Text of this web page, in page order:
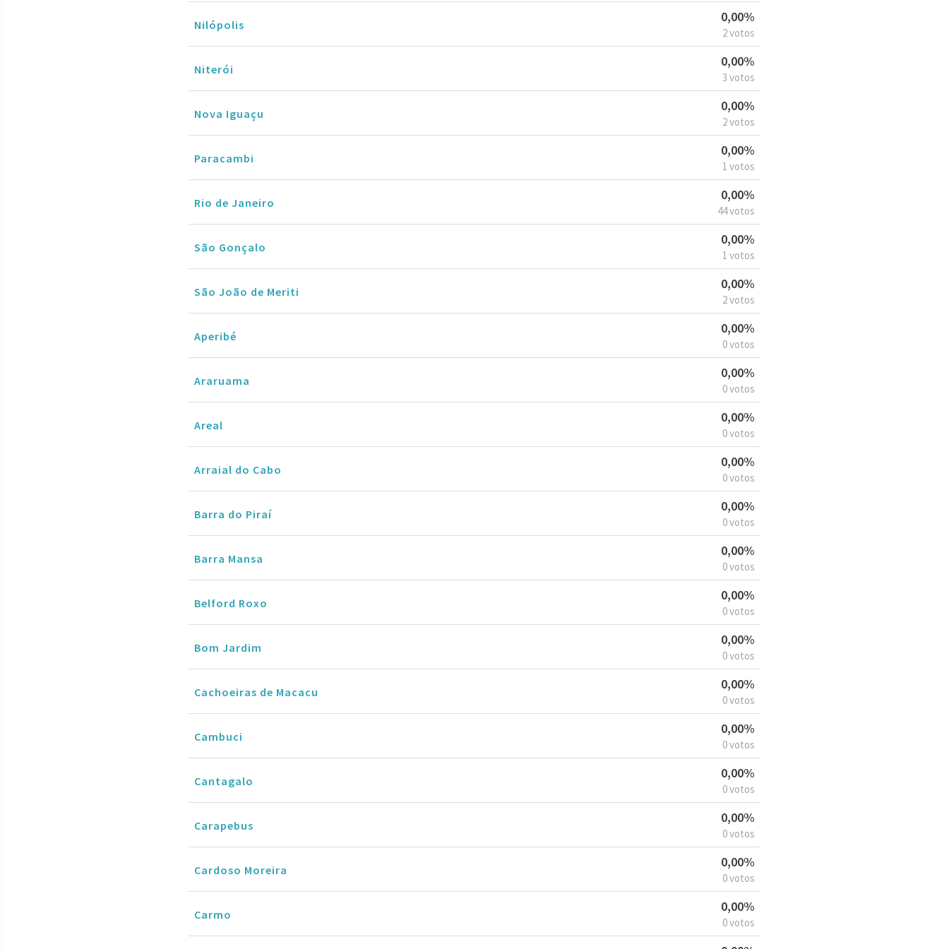
Nilópolis
0,00%
2 votos
Niterói
0,00%
3 votos
Nova Iguaçu
0,00%
2 votos
Paracambi
0,00%
1 votos
Rio de Janeiro
0,00%
44 votos
São Gonçalo
0,00%
1 votos
São João de Meriti
0,00%
2 votos
Aperibé
0,00%
0 votos
Araruama
0,00%
0 votos
Areal
0,00%
0 votos
Arraial do Cabo
0,00%
0 votos
Barra do Piraí
0,00%
0 votos
Barra Mansa
0,00%
0 votos
Belford Roxo
0,00%
0 votos
Bom Jardim
0,00%
0 votos
Cachoeiras de Macacu
0,00%
0 votos
Cambuci
0,00%
0 votos
Cantagalo
0,00%
0 votos
Carapebus
0,00%
0 votos
Cardoso Moreira
0,00%
0 votos
Carmo
0,00%
0 votos